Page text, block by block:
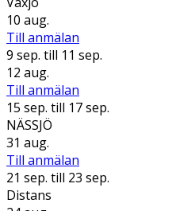
10 aug.
Till anmälan
9 sep. till 11 sep.
12 aug.
Till anmälan
15 sep. till 17 sep.
NÄSSJÖ
31 aug.
Till anmälan
21 sep. till 23 sep.
Distans